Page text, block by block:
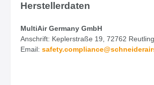
Herstellerdaten
MultiAir Germany GmbH
Anschrift: Keplerstraße 19, 72762
Email: safety.